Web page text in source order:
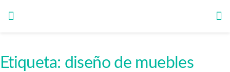
Etiqueta: diseño de muebles